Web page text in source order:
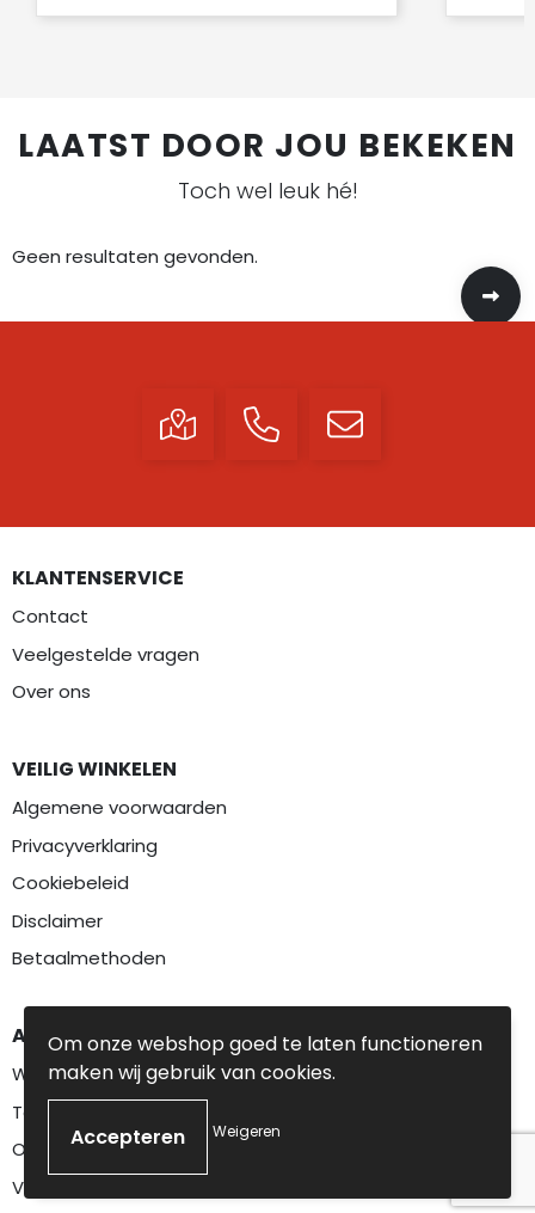
LAATST DOOR JOU BEKEKEN
Toch wel leuk hé!
Geen resultaten gevonden.
KLANTENSERVICE
Contact
Veelgestelde vragen
Over ons
VEILIG WINKELEN
Algemene voorwaarden
Privacyverklaring
Cookiebeleid
Disclaimer
Betaalmethoden
AANBEVOLEN CATEGORIEËN
Werkkleding
Textiel
Overalls
Veiligheidskleding
Om onze webshop goed te laten functioneren
maken wij gebruik van cookies.
Weigeren